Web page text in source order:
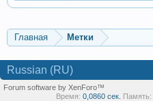
Главная Метки
Russian (RU)
Forum software by XenForo™
Время: 0,0860 сек. Память: